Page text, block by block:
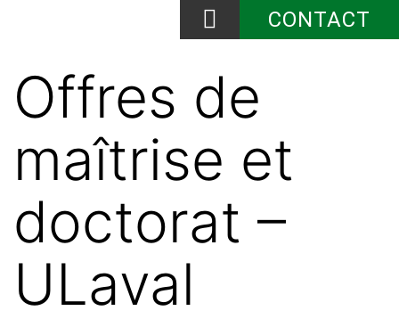
CONTACT
Offres de
maîtrise et
doctorat –
ULaval